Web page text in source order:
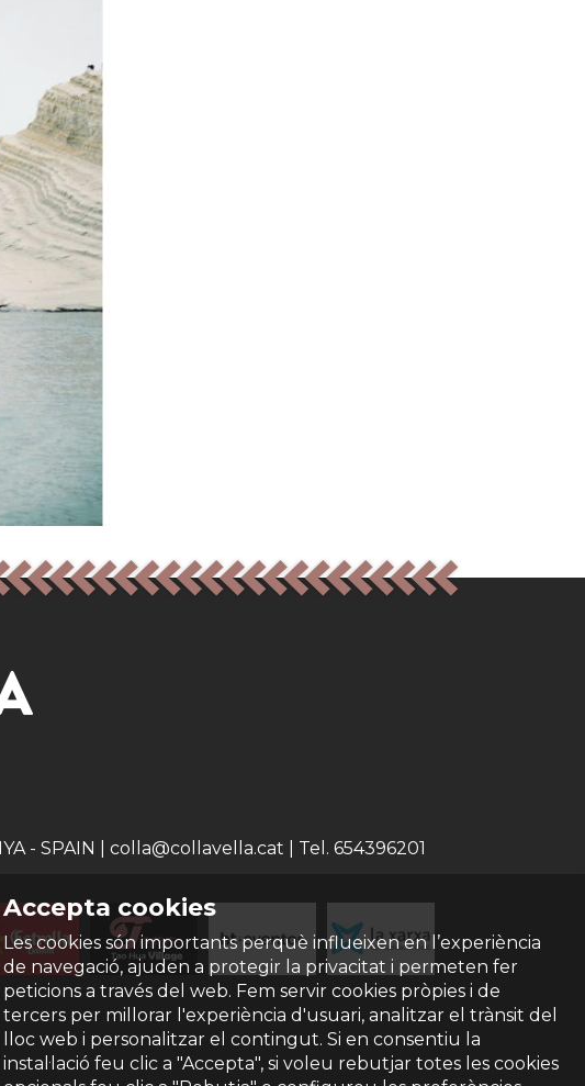
Accepta cookies
Les cookies són importants perquè influeixen en l’experiència
de navegació, ajuden a protegir la privacitat i permeten fer
peticions a través del web. Fem servir cookies pròpies i de
tercers per millorar l'experiència d'usuari, analitzar el trànsit del
lloc web i personalitzar el contingut. Si en consentiu la
instal·lació feu clic a "Accepta", si voleu rebutjar totes les cookies
- SPAIN | colla@collavella.cat | Tel. 654396201